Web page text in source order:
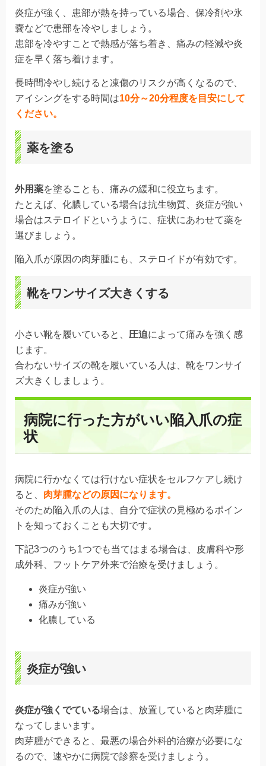
炎症が強く、患部が熱を持っている場合、保冷剤や氷
嚢などで患部を冷やしましょう。
患部を冷やすことで熱感が落ち着き、痛みの軽減や炎
症を早く落ち着けます。
長時間冷やし続けると凍傷のリスクが高くなるので、
アイシングをする時間は10分～20分程度を目安にして
ください。
薬を塗る
外用薬を塗ることも、痛みの緩和に役立ちます。
たとえば、化膿している場合は抗生物質、炎症が強い
場合はステロイドというように、症状にあわせて薬を
選びましょう。
陥入爪が原因の肉芽腫にも、ステロイドが有効です。
靴をワンサイズ大きくする
小さい靴を履いていると、 圧迫によって痛みを強く感
じます。
合わないサイズの靴を履いている人は、靴をワンサイ
ズ大きくしましょう。
病院に行った方がいい陥入爪の症
状
病院に行かなくては行けない症状をセルフケアし続け
ると、 肉芽腫などの原因になります。
そのため陥入爪の人は、自分で症状の見極めるポイン
トを知っておくことも大切です。
下記3つのうち1つでも当てはまる場合は、皮膚科や形
成外科、フットケア外来で治療を受けましょう。
炎症が強い
痛みが強い
化膿している
炎症が強い
炎症が強くでている場合は、放置していると肉芽腫に
なってしまいます。
肉芽腫ができると、最悪の場合外科的治療が必要にな
るので、速やかに病院で診察を受けましょう。